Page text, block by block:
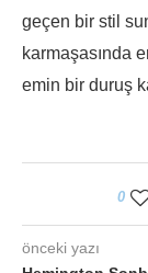
geçen bir stil
karmaşasında
emin bir duruş
0
önceki yazı